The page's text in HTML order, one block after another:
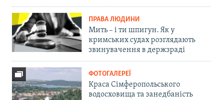
ПРАВА ЛЮДИНИ
Мить – і ти шпигун. Як у
кримських судах розглядають
звинувачення в держзраді
ФОТОГАЛЕРЕЇ
Краса Сімферопольського
водосховища та занедбаність